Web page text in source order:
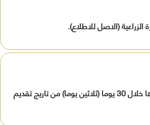
الزراعية (الاصل للاطلاع).
تعلن جهة الادارة قرارها خلال 30 يوما (ثلاثين يوما) من تاريج تقديم